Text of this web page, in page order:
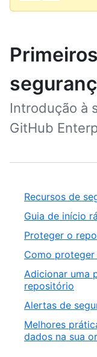
Introdução à
GitHub
Recursos de
Guia de início
Proteger o
Como
Adicionar uma
repositório
Alertas de
Melhores
dados na sua